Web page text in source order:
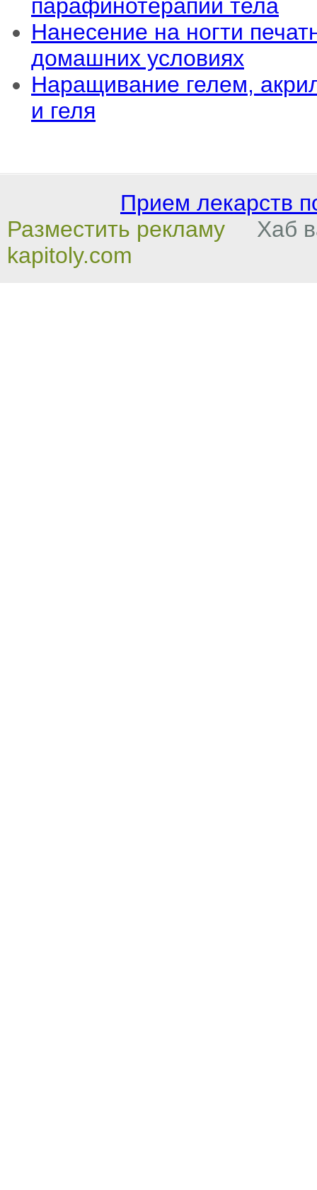
парафинотерапии тела
Нанесение на ногти
домашних условиях
Наращивание гелем,
и геля
Прием лекарств
Разместить рекламу Хаб
kapitoly.com